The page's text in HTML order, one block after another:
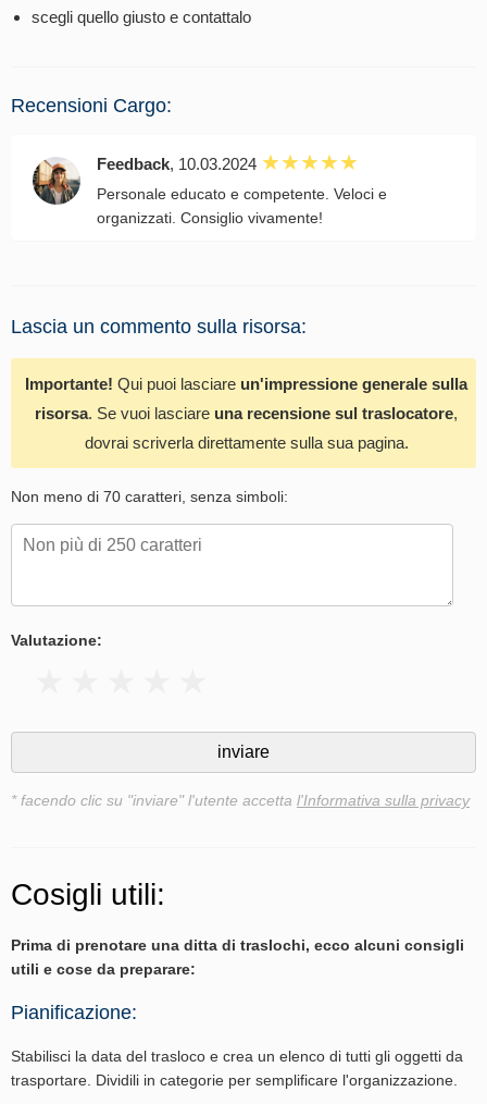
scegli quello giusto e contattalo
Recensioni Cargo:
Feedback, 10.03.2024
Personale educato e competente. Veloci e
organizzati. Consiglio vivamente!
Lascia un commento sulla risorsa:
Importante! Qui puoi lasciare un'impressione generale sulla
risorsa. Se vuoi lasciare una recensione sul traslocatore,
dovrai scriverla direttamente sulla sua pagina.
Non meno di 70 caratteri, senza simboli:
Valutazione:
* facendo clic su "inviare" l'utente accetta l'Informativa sulla privacy
Cosigli utili:
Prima di prenotare una ditta di traslochi, ecco alcuni consigli
utili e cose da preparare:
Pianificazione:
Stabilisci la data del trasloco e crea un elenco di tutti gli oggetti da
trasportare. Dividili in categorie per semplificare l'organizzazione.